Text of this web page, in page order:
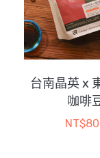
台南晶英 x 東
咖啡豆
NT$800